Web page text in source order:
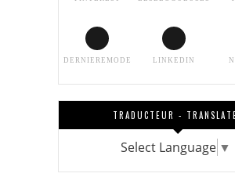
DERNIEREMODE LINKEDIN
TRADUCTEUR -
Select Language ▼